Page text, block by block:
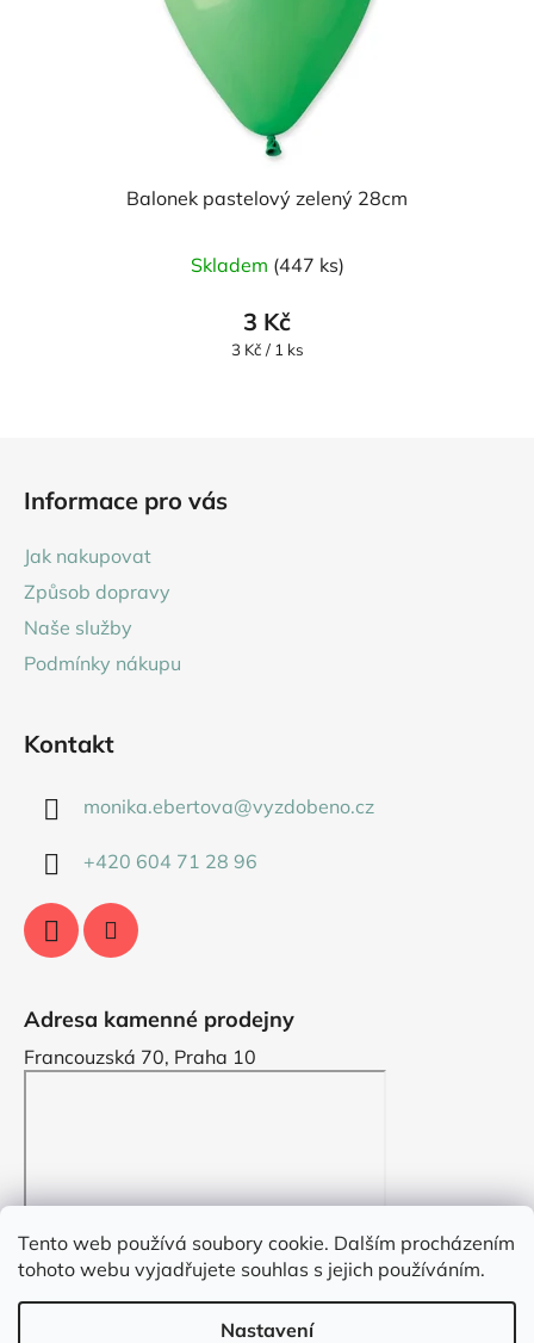
Tento web používá soubory cookie. Dalším procházením
tohoto webu vyjadřujete souhlas s jejich používáním.
Nastavení
Balonek pastelový zelený 28cm
Skladem (447 ks)
3 Kč
Měrná
3 Kč / 1 ks
Informace pro vás
Jak nakupovat
Způsob dopravy
Naše služby
Podmínky nákupu
Kontakt
monika.ebertova@vyzdobeno.cz
+420 604 71 28 96
Adresa kamenné prodejny
Francouzská 70, Praha 10